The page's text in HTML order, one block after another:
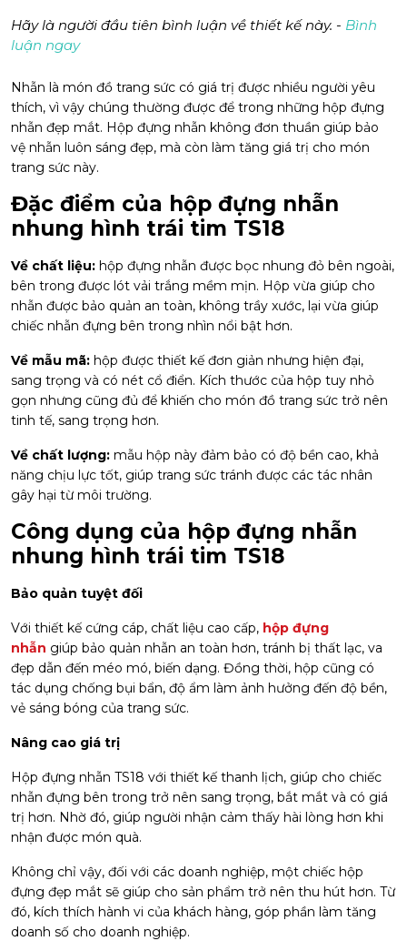
Hãy là người đầu tiên bình luận về thiết kế này. - Bình
luận ngay
Nhẫn là món đồ trang sức có giá trị được nhiều người yêu
thích, vì vậy chúng thường được để trong những hộp đựng
nhẫn đẹp mắt. Hộp đựng nhẫn không đơn thuần giúp bảo
vệ nhẫn luôn sáng đẹp, mà còn làm tăng giá trị cho món
trang sức này.
Đặc điểm của hộp đựng nhẫn
nhung hình trái tim TS18
Về chất liệu: hộp đựng nhẫn được bọc nhung đỏ bên ngoài,
bên trong được lót vải trắng mềm mịn. Hộp vừa giúp cho
nhẫn được bảo quản an toàn, không trầy xước, lại vừa giúp
chiếc nhẫn đựng bên trong nhìn nổi bật hơn.
Về mẫu mã: hộp được thiết kế đơn giản nhưng hiện đại,
sang trọng và có nét cổ điển. Kích thước của hộp tuy nhỏ
gọn nhưng cũng đủ để khiến cho món đồ trang sức trở nên
tinh tế, sang trọng hơn.
Về chất lượng: mẫu hộp này đảm bảo có độ bền cao, khả
năng chịu lực tốt, giúp trang sức tránh được các tác nhân
gây hại từ môi trường.
Công dụng của hộp đựng nhẫn
nhung hình trái tim TS18
Bảo quản tuyệt đối
Với thiết kế cứng cáp, chất liệu cao cấp, hộp đựng
nhẫn giúp bảo quản nhẫn an toàn hơn, tránh bị thất lạc, va
đẹp dẫn đến méo mó, biến dạng. Đồng thời, hộp cũng có
tác dụng chống bụi bẩn, độ ẩm làm ảnh hưởng đến độ bền,
vẻ sáng bóng của trang sức.
Nâng cao giá trị
Hộp đựng nhẫn TS18 với thiết kế thanh lịch, giúp cho chiếc
nhẫn đựng bên trong trở nên sang trọng, bắt mắt và có giá
trị hơn. Nhờ đó, giúp người nhận cảm thấy hài lòng hơn khi
nhận được món quà.
Không chỉ vậy, đối với các doanh nghiệp, một chiếc hộp
đựng đẹp mắt sẽ giúp cho sản phẩm trở nên thu hút hơn. Từ
đó, kích thích hành vi của khách hàng, góp phần làm tăng
doanh số cho doanh nghiệp.